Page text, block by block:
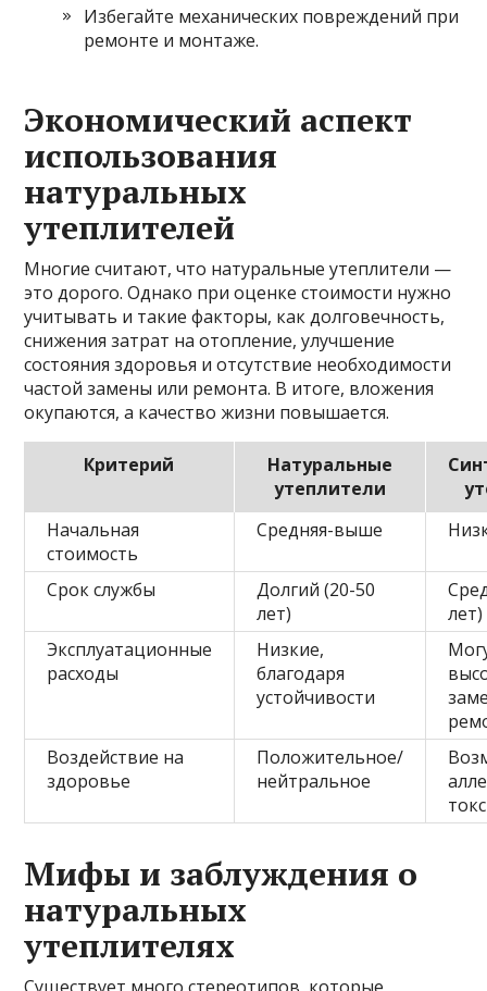
Избегайте механических повреждений при
ремонте и монтаже.
Экономический аспект
использования
натуральных
утеплителей
Многие считают, что натуральные утеплители —
это дорого. Однако при оценке стоимости нужно
учитывать и такие факторы, как долговечность,
снижения затрат на отопление, улучшение
состояния здоровья и отсутствие необходимости
частой замены или ремонта. В итоге, вложения
окупаются, а качество жизни повышается.
Критерий
Натуральные
утеплители
Начальная
стоимость
Средняя-выше
Срок службы
Долгий (20-50
лет)
лет)
Эксплуатационные
расходы
Низкие,
благодаря
устойчивости
Воздействие на
здоровье
Положительное/
нейтральное
Мифы и заблуждения о
натуральных
утеплителях
Существует много стереотипов, которые